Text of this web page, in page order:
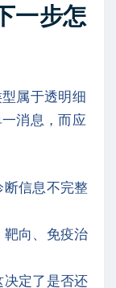
一步怎
属于透明细
消息，而应
信息不完整
靶向、免疫治
决定了是否还